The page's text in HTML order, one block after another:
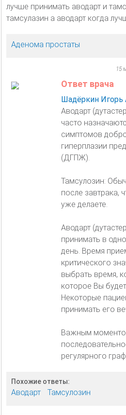
лучше принимать аводарт и
тамсулазин а аводарт когда
Аденома простаты
15
Ответ врача
Шадёркин Игорь
Аводарт
часто
симптомов
гиперплазии
(ДГПЖ).
Тамсулозин:
после завтрака,
уже делаете.
Аводарт
принимать в
день. Время
критического
выбрать время,
которое Вы
Некоторые
принимать его
Важным
регулярного
Похожие ответы:
Аводарт Тамсулозин